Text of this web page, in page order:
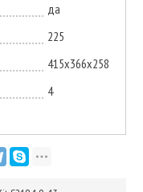
да
225
415х366х258
4